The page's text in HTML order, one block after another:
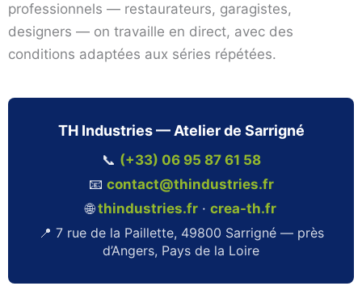
professionnels — restaurateurs, garagistes,
designers — on travaille en direct, avec des
conditions adaptées aux séries répétées.
TH Industries — Atelier de Sarrigné
📞 (+33) 06 95 87 61 58
📧 contact@thindustries.fr
🌐thindustries.fr · crea-th.fr
📍 7 rue de la Paillette, 49800 Sarrigné — près
d’Angers, Pays de la Loire